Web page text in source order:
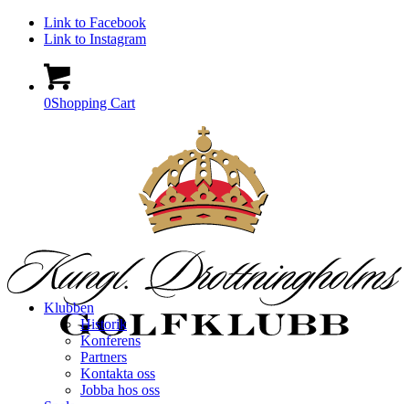
Link to Facebook
Link to Instagram
0Shopping Cart
Klubben
Historik
Konferens
Partners
Kontakta oss
Jobba hos oss